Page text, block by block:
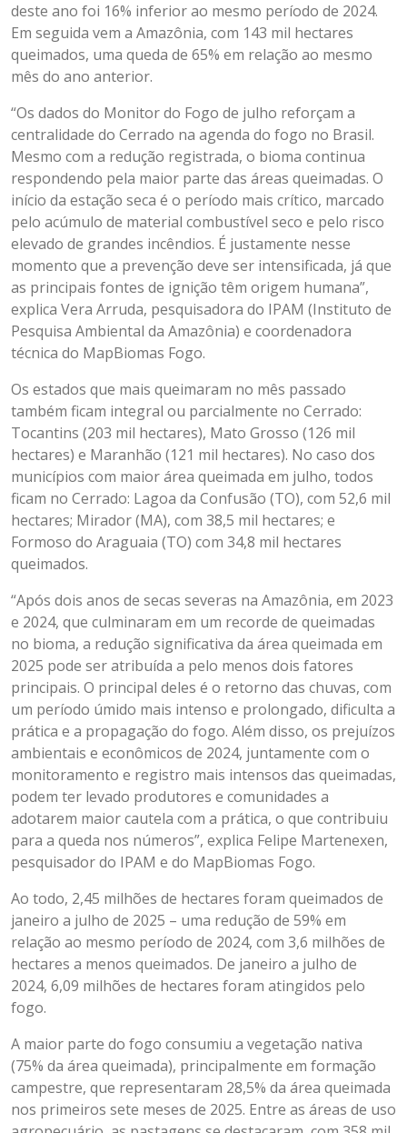
deste ano foi 16% inferior ao mesmo período de 2024.
Em seguida vem a Amazônia, com 143 mil hectares
queimados, uma queda de 65% em relação ao mesmo
mês do ano anterior.
“Os dados do Monitor do Fogo de julho reforçam a
centralidade do Cerrado na agenda do fogo no Brasil.
Mesmo com a redução registrada, o bioma continua
respondendo pela maior parte das áreas queimadas. O
início da estação seca é o período mais crítico, marcado
pelo acúmulo de material combustível seco e pelo risco
elevado de grandes incêndios. É justamente nesse
momento que a prevenção deve ser intensificada, já que
as principais fontes de ignição têm origem humana”,
explica Vera Arruda, pesquisadora do IPAM (Instituto de
Pesquisa Ambiental da Amazônia) e coordenadora
técnica do MapBiomas Fogo.
Os estados que mais queimaram no mês passado
também ficam integral ou parcialmente no Cerrado:
Tocantins (203 mil hectares), Mato Grosso (126 mil
hectares) e Maranhão (121 mil hectares). No caso dos
municípios com maior área queimada em julho, todos
ficam no Cerrado: Lagoa da Confusão (TO), com 52,6 mil
hectares; Mirador (MA), com 38,5 mil hectares; e
Formoso do Araguaia (TO) com 34,8 mil hectares
queimados.
“Após dois anos de secas severas na Amazônia, em 2023
e 2024, que culminaram em um recorde de queimadas
no bioma, a redução significativa da área queimada em
2025 pode ser atribuída a pelo menos dois fatores
principais. O principal deles é o retorno das chuvas, com
um período úmido mais intenso e prolongado, dificulta a
prática e a propagação do fogo. Além disso, os prejuízos
ambientais e econômicos de 2024, juntamente com o
monitoramento e registro mais intensos das queimadas,
podem ter levado produtores e comunidades a
adotarem maior cautela com a prática, o que contribuiu
para a queda nos números”, explica Felipe Martenexen,
pesquisador do IPAM e do MapBiomas Fogo.
Ao todo, 2,45 milhões de hectares foram queimados de
janeiro a julho de 2025 – uma redução de 59% em
relação ao mesmo período de 2024, com 3,6 milhões de
hectares a menos queimados. De janeiro a julho de
2024, 6,09 milhões de hectares foram atingidos pelo
fogo.
A maior parte do fogo consumiu a vegetação nativa
(75% da área queimada), principalmente em formação
campestre, que representaram 28,5% da área queimada
nos primeiros sete meses de 2025. Entre as áreas de uso